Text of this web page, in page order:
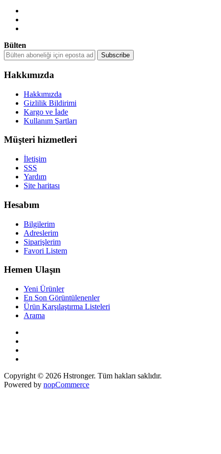
Bülten
Hakkımızda
Hakkımızda
Gizlilik Bildirimi
Kargo ve İade
Kullanım Şartları
Müşteri hizmetleri
İletişim
SSS
Yardım
Site haritası
Hesabım
Bilgilerim
Adreslerim
Siparişlerim
Favori Listem
Hemen Ulaşın
Yeni Ürünler
En Son Görüntülenenler
Ürün Karşılaştırma Listeleri
Arama
Copyright © 2026 Hstronger. Tüm hakları saklıdır.
Powered by nopCommerce